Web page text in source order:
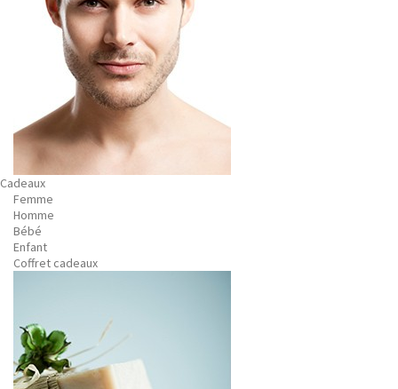
Cadeaux
Femme
Homme
Bébé
Enfant
Coffret cadeaux